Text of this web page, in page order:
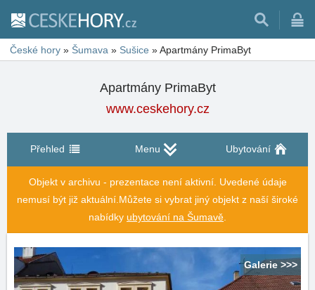
České hory » Šumava » Sušice »Apartmány PrimaByt
Apartmány PrimaByt
www.ceskehory.cz
Přehled Menu Ubytování
Objekt v archivu - prezentace není aktivní. Uvedené údaje
nemusí být již aktuální. Můžete si vybrat jiný objekt z naší široké
nabídky ubytování na Šumavě
Galerie >>>